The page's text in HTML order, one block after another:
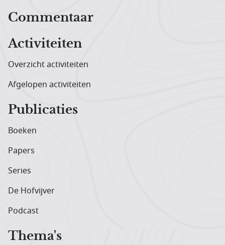
Hoofdnavigatiemenu
Commentaar
Activiteiten
Overzicht activiteiten
Afgelopen activiteiten
Publicaties
Boeken
Papers
Series
De Hofvijver
Podcast
Thema's